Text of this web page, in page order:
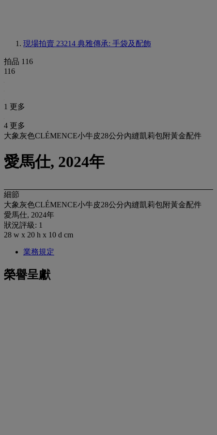
現場拍賣 23214 典雅傳承: 手袋及配飾
拍品 116
116
1 更多
4 更多
大象灰色CLÉMENCE小牛皮28公分內縫凱莉包附黃金配件
愛馬仕, 2024年
細節
大象灰色CLÉMENCE小牛皮28公分內縫凱莉包附黃金配件
愛馬仕, 2024年
狀況評級: 1
28 w x 20 h x 10 d cm
業務規定
榮譽呈獻